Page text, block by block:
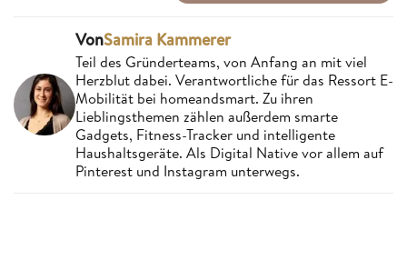
VonSamira Kammerer
Teil des Gründerteams, von Anfang an mit viel
Herzblut dabei. Verantwortliche für das Ressort E-
Mobilität bei homeandsmart. Zu ihren
Lieblingsthemen zählen außerdem smarte
Gadgets, Fitness-Tracker und intelligente
Haushaltsgeräte. Als Digital Native vor allem auf
Pinterest und Instagram unterwegs.